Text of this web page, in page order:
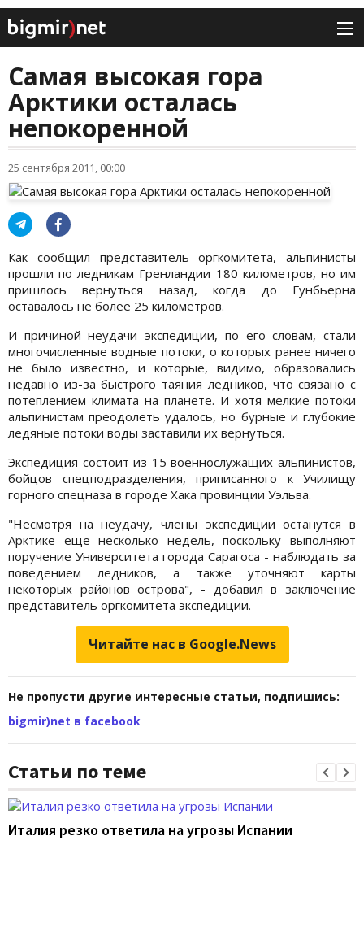
Самая высокая гора
Арктики осталась
непокоренной
25 сентября 2011, 00:00
Как сообщил представитель оргкомитета, альпинисты
прошли по ледникам Гренландии 180 километров, но им
пришлось вернуться назад, когда до Гунбьерна
оставалось не более 25 километров.
И причиной неудачи экспедиции, по его словам, стали
многочисленные водные потоки, о которых ранее ничего
не было известно, и которые, видимо, образовались
недавно из-за быстрого таяния ледников, что связано с
потеплением климата на планете. И хотя мелкие потоки
альпинистам преодолеть удалось, но бурные и глубокие
ледяные потоки воды заставили их вернуться.
Экспедиция состоит из 15 военнослужащих-альпинистов,
бойцов спецподразделения, приписанного к Училищу
горного спецназа в городе Хака провинции Уэльва.
"Несмотря на неудачу, члены экспедиции останутся в
Арктике еще несколько недель, поскольку выполняют
поручение Университета города Сарагоса - наблюдать за
поведением ледников, а также уточняют карты
некоторых районов острова", - добавил в заключение
представитель оргкомитета экспедиции.
Читайте нас в Google.News
Не пропусти другие интересные статьи, подпишись:
bigmir)net в facebook
Статьи по теме
Италия резко ответила на угрозы Испании